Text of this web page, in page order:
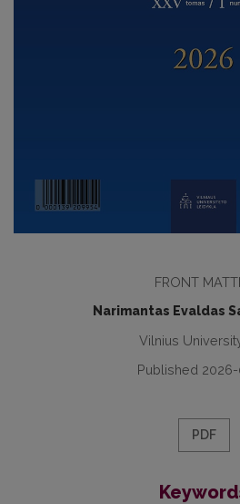
FRONT
Narimantas Evaldas
Vilnius
Published 2026-
PDF